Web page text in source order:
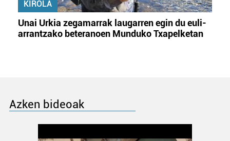
KIROLA
Unai Urkia zegamarrak laugarren egin du euli-
arrantzako beteranoen Munduko Txapelketan
Azken bideoak